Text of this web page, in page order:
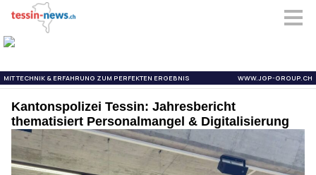
Kantonspolizei Tessin: Jahresbericht
thematisiert Personalmangel & Digitalisierung